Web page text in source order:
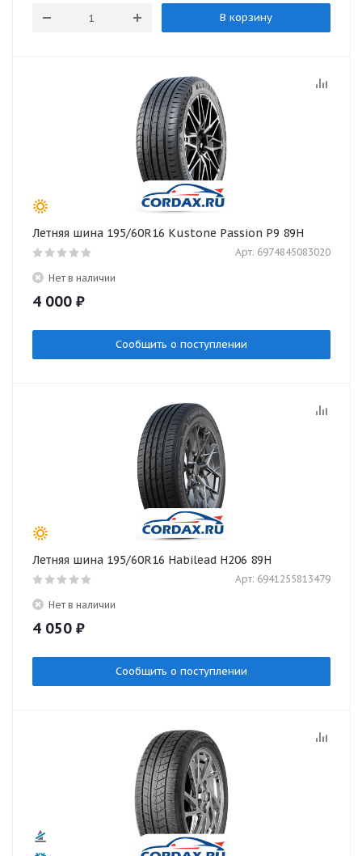
В корзину
Летняя шина 195/60R16 Kustone Passion P9 89H
Арт: 6974845083020
Нет в наличии
4 000 ₽
Сообщить о поступлении
Летняя шина 195/60R16 Habilead H206 89H
Арт: 6941255813479
Нет в наличии
4 050 ₽
Сообщить о поступлении